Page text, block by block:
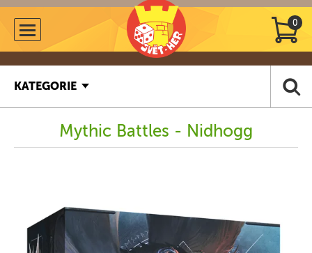
0
KATEGORIE
Mythic Battles - Nidhogg